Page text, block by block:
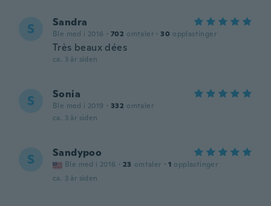
S Sandra
Ble med i 2016 · 702 omtaler · 30 opplastinger
Très beaux dées
ca. 3 år siden
S Sonia
Ble med i 2019 · 332 omtaler
ca. 3 år siden
S Sandypoo
Ble med i 2016 · 23 omtaler · 1 opplastinger
ca. 3 år siden